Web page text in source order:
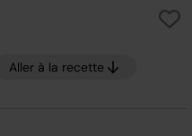
Aller à la recette